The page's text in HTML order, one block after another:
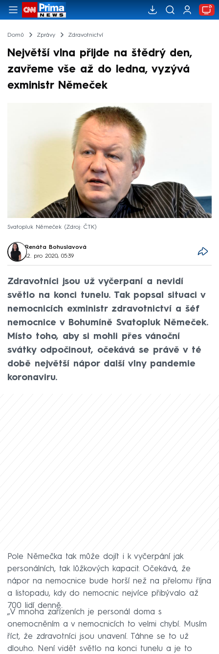
Domů Zprávy Zdravotnictví
Největší vlna přijde na štědrý den,
zavřeme vše až do ledna, vyzývá
exministr Němeček
Svatopluk Němeček Zdroj: ČTK
Renáta Bohuslavová
12. pro 2020, 05:39
Zdravotníci jsou už vyčerpaní a nevidí
světlo na konci tunelu. Tak popsal situaci v
nemocnicích exministr zdravotnictví a šéf
nemocnice v Bohumíně Svatopluk Němeček.
Místo toho, aby si mohli přes vánoční
svátky odpočinout, očekává se právě v té
době největší nápor další vlny pandemie
koronaviru.
Pole Němečka tak může dojít i k vyčerpání jak
personálních, tak lůžkových kapacit. Očekává, že
nápor na nemocnice bude horší než na přelomu října
a listopadu, kdy do nemocnic nejvíce přibývalo až
700 lidí denně.
„V mnoha zařízeních je personál doma s
onemocněním a v nemocnicích to velmi chybí. Musím
říct, že zdravotníci jsou unavení. Táhne se to už
dlouho. Není vidět světlo na konci tunelu a je to